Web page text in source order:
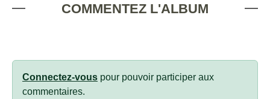
COMMENTEZ L'ALBUM
Connectez-vous pour pouvoir participer aux
commentaires.